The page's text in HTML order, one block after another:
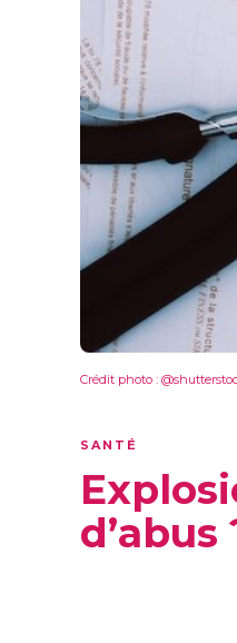
Crédit photo :
SANTÉ
d’abus